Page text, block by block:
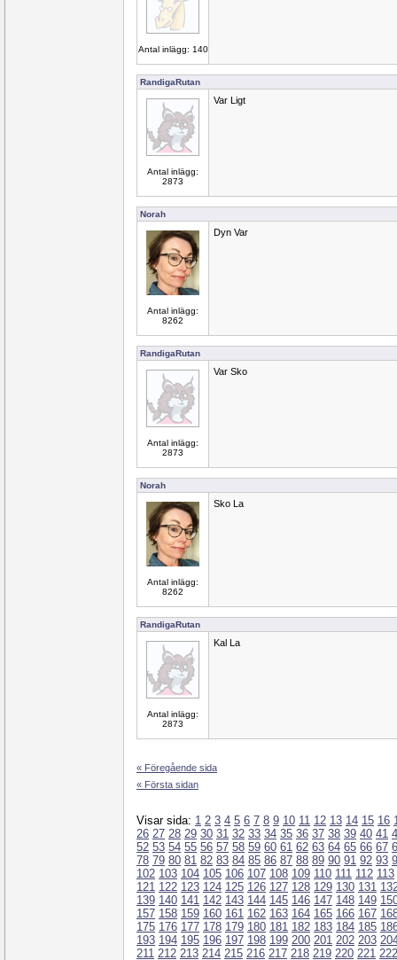
Antal inlägg: 140
RandigaRutan
Antal inlägg:
2873
Var Ligt
Norah
Antal inlägg:
8262
Dyn Var
RandigaRutan
Antal inlägg:
2873
Var Sko
Norah
Antal inlägg:
8262
Sko La
RandigaRutan
Antal inlägg:
2873
Kal La
« Föregående sida
« Första sidan
Visar sida: 1 2 3 4 5 6 7 8 9 10 11 12 13 14 15 16
26 27 28 29 30 31 32 33 34 35 36 37 38 39 40 41
52 53 54 55 56 57 58 59 60 61 62 63 64 65 66 67
78 79 80 81 82 83 84 85 86 87 88 89 90 91 92 93
102 103 104 105 106 107 108 109 110 111 112 113
121 122 123 124 125 126 127 128 129 130 131
139 140 141 142 143 144 145 146 147 148 149
157 158 159 160 161 162 163 164 165 166 167
175 176 177 178 179 180 181 182 183 184 185
193 194 195 196 197 198 199 200 201 202 203
211 212 213 214 215 216 217 218 219 220 221 222